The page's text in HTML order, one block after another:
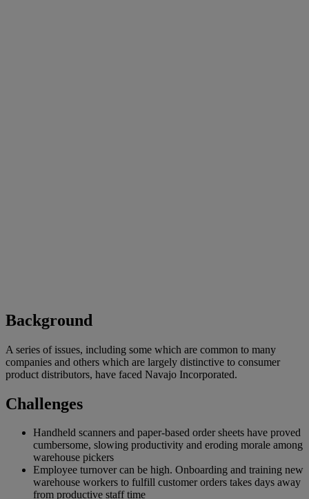
Background
A series of issues, including some which are common to many
companies and others which are largely distinctive to consumer
product distributors, have faced Navajo Incorporated.
Challenges
Handheld scanners and paper-based order sheets have proved
cumbersome, slowing productivity and eroding morale among
warehouse pickers
Employee turnover can be high. Onboarding and training new
warehouse workers to fulfill customer orders takes days away
from productive staff time